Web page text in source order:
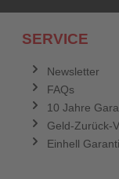
SERVICE
Newsletter
FAQs
10 Jahre
Geld-Zurück-
Einhell